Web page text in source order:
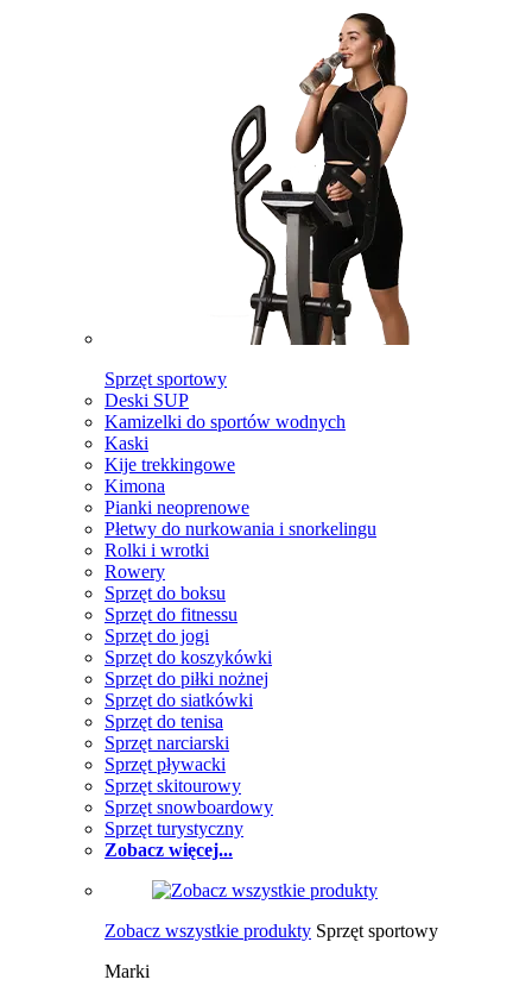
Sprzęt sportowy
Deski SUP
Kamizelki do sportów wodnych
Kaski
Kije trekkingowe
Kimona
Pianki neoprenowe
Płetwy do nurkowania i snorkelingu
Rolki i wrotki
Rowery
Sprzęt do boksu
Sprzęt do fitnessu
Sprzęt do jogi
Sprzęt do koszykówki
Sprzęt do piłki nożnej
Sprzęt do siatkówki
Sprzęt do tenisa
Sprzęt narciarski
Sprzęt pływacki
Sprzęt skitourowy
Sprzęt snowboardowy
Sprzęt turystyczny
Zobacz więcej...
Zobacz wszystkie produkty Sprzęt sportowy
Marki